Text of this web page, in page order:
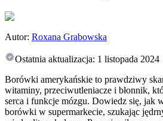
Autor: Roxana Grabowska
Ostatnia aktualizacja: 1 listopada 2024
Borówki amerykańskie to prawdziwy
witaminy, przeciwutleniacze i błonnik,
serca i funkcje mózgu. Dowiedz się, jak
borówki w supermarkecie, szukając